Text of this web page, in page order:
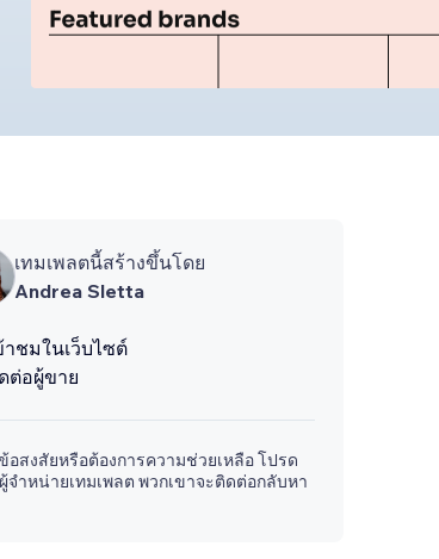
เทมเพลตนี้สร้างขึ้นโดย
Andrea Sletta
าชมในเว็บไซต์
ต่อผู้ขาย
อสงสัยหรือต้องการความช่วยเหลือ โปรด
จำหน่ายเทมเพลต พวกเขาจะติดต่อกลับหา